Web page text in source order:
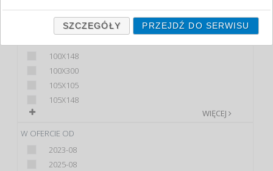
WIĘCEJ
Zaznaczono
100X148
100X300
105X105
105X148
WIĘCEJ
W OFERCIE OD
2023-08
2025-08
Jeśli nie chcesz wyrazić zgody lub ograniczyć jej zakres, kliknij
„Szczegóły”, gdzie znajdziesz wszelkie informacje o tym jak to
zrobić . Te same informacje znajdziesz także na podstronie z
naszą polityką prywatności obowiązującą od 25 maja 2018.
wcześniejsza zgoda której udzieliliście podczas zakładania
konta. Każda Państwa zgoda jest dobrowolna i można ją w
dowolnym momencie wycofać.
Polityka prywatności (rozwiń)
Klauzula Informacyjna (rozwiń)
Lista Zaufanych Partnerów (rozwiń)
SZCZEGÓŁY PRZEJDŹ DO SERWISU